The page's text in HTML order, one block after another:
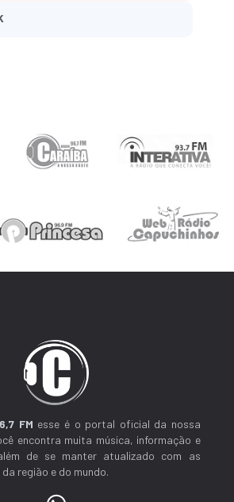
FM esse é o portal oficial da nossa
encontra muita música, informação e
de se manter atualizado com as
região e do mundo.